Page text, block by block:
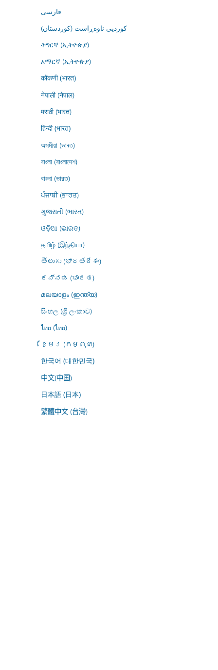
فارسى
کوردیی ناوەڕاست (کوردستان)
ትግርኛ (ኢትዮጵያ)
አማርኛ (ኢትዮጵያ)
कोंकणी (भारत)
नेपाली (नेपाल)
मराठी (भारत)
हिन्दी (भारत)
অসমীয়া (ভাৰত)
বাংলা (বাংলাদেশ)
বাংলা (ভারত)
ਪੰਜਾਬੀ (ਭਾਰਤ)
ગુજરાતી (ભારત)
ଓଡ଼ିଆ (ଭାରତ)
தமிழ் (இந்தியா)
తెలుగు (భారతదేశం)
ಕನ್ನಡ (ಭಾರತ)
മലയാളം (ഇന്ത്യ)
සිංහල (ශ්‍රී ලංකාව)
ไทย (ไทย)
ខ្មែរ (កម្ពុជា)
한국어 (대한민국)
中文(中国)
日本語 (日本)
繁體中文 (台灣)